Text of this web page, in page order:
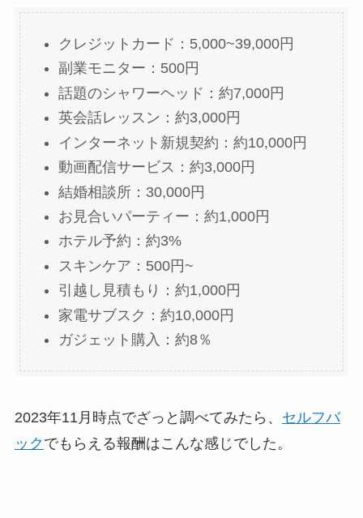
クレジットカード：5,000~39,000円
副業モニター：500円
話題のシャワーヘッド：約7,000円
英会話レッスン：約3,000円
インターネット新規契約：約10,000円
動画配信サービス：約3,000円
結婚相談所：30,000円
お見合いパーティー：約1,000円
ホテル予約：約3%
スキンケア：500円~
引越し見積もり：約1,000円
家電サブスク：約10,000円
ガジェット購入：約8％
2023年11月時点でざっと調べてみたら、 セルフバ
ック でもらえる報酬はこんな感じでした。